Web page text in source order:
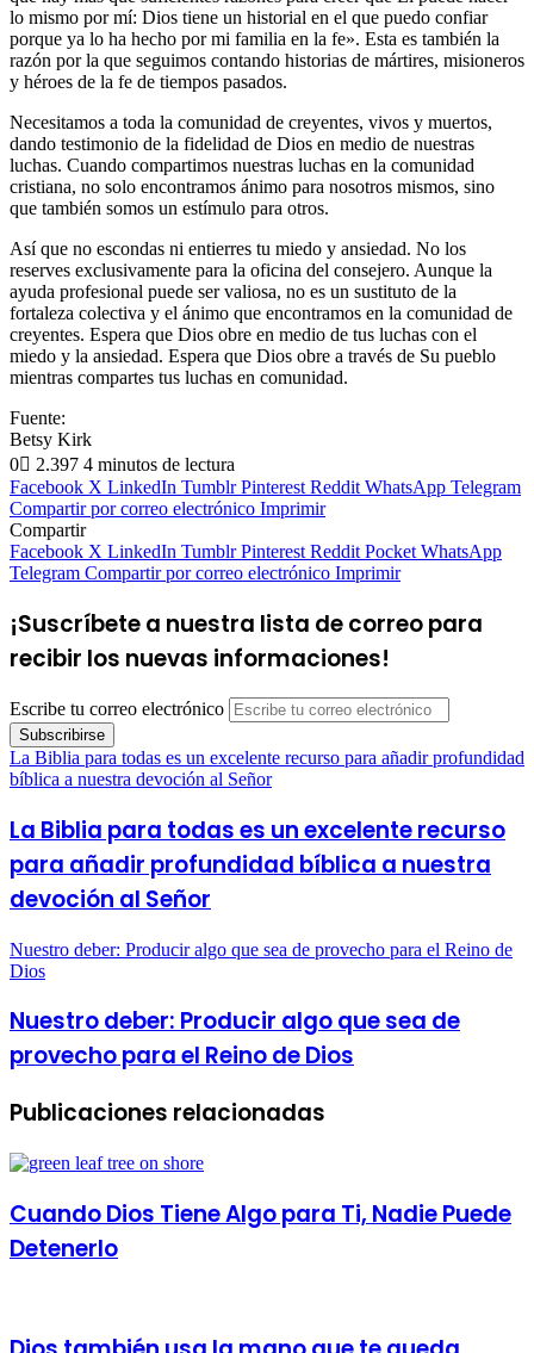
lo mismo por mí: Dios tiene un historial en el que puedo confiar
porque ya lo ha hecho por mi familia en la fe». Esta es también la
razón por la que seguimos contando historias de mártires, misioneros
y héroes de la fe de tiempos pasados.
Necesitamos a toda la comunidad de creyentes, vivos y muertos,
dando testimonio de la fidelidad de Dios en medio de nuestras
luchas. Cuando compartimos nuestras luchas en la comunidad
cristiana, no solo encontramos ánimo para nosotros mismos, sino
que también somos un estímulo para otros.
Así que no escondas ni entierres tu miedo y ansiedad. No los
reserves exclusivamente para la oficina del consejero. Aunque la
ayuda profesional puede ser valiosa, no es un sustituto de la
fortaleza colectiva y el ánimo que encontramos en la comunidad de
creyentes. Espera que Dios obre en medio de tus luchas con el
miedo y la ansiedad. Espera que Dios obre a través de Su pueblo
mientras compartes tus luchas en comunidad.
Fuente:
Betsy Kirk
0
2.397 4 minutos de lectura
Facebook X LinkedIn Tumblr Pinterest Reddit WhatsApp Telegram
Compartir por correo electrónico Imprimir
Compartir
Facebook X LinkedIn Tumblr Pinterest Reddit Pocket WhatsApp
Telegram Compartir por correo electrónico Imprimir
¡Suscríbete a nuestra lista de correo para
recibir los nuevas informaciones!
Escribe tu correo electrónico
La Biblia para todas es un excelente recurso para añadir profundidad
bíblica a nuestra devoción al Señor
La Biblia para todas es un excelente recurso
para añadir profundidad bíblica a nuestra
devoción al Señor
Nuestro deber: Producir algo que sea de provecho para el Reino de
Dios
Nuestro deber: Producir algo que sea de
provecho para el Reino de Dios
Publicaciones relacionadas
Cuando Dios Tiene Algo para Ti, Nadie Puede
Detenerlo